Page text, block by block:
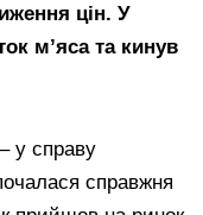
цін. У
м’яса та кинув
у справу
справжня